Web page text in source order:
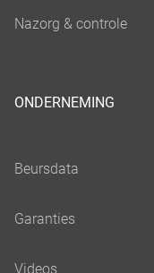
ONDERNEMING